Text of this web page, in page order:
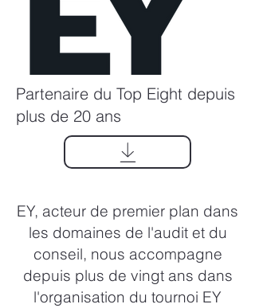
Partenaire du Top Eight depuis
plus de 20 ans
EY, acteur de premier plan dans
les domaines de l'audit et du
conseil, nous accompagne
depuis plus de vingt ans dans
l'organisation du tournoi EY